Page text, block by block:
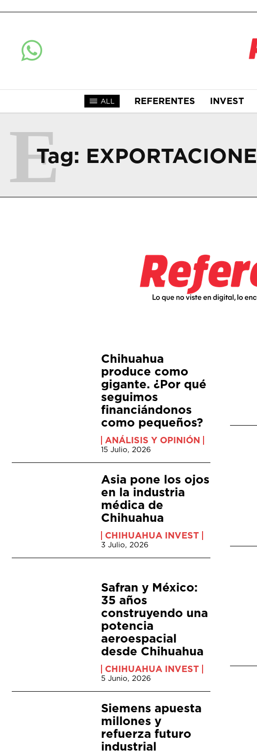
ALL REFERENTES INVEST
Tag:
E
Chihuahua
produce como
gigante. ¿Por qué
seguimos
financiándonos
como pequeños?
ANÁLISIS Y OPINIÓN
15 Julio, 2026
Asia pone los ojos
en la industria
médica de
Chihuahua
CHIHUAHUA INVEST
3 Julio, 2026
Safran y México:
35 años
construyendo una
potencia
aeroespacial
desde Chihuahua
CHIHUAHUA INVEST
5 Junio, 2026
Siemens apuesta
millones y
refuerza futuro
industrial